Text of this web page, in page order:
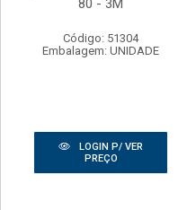
Código: 51304
Embalagem: UNIDADE
LOGIN P/ VER
PREÇO